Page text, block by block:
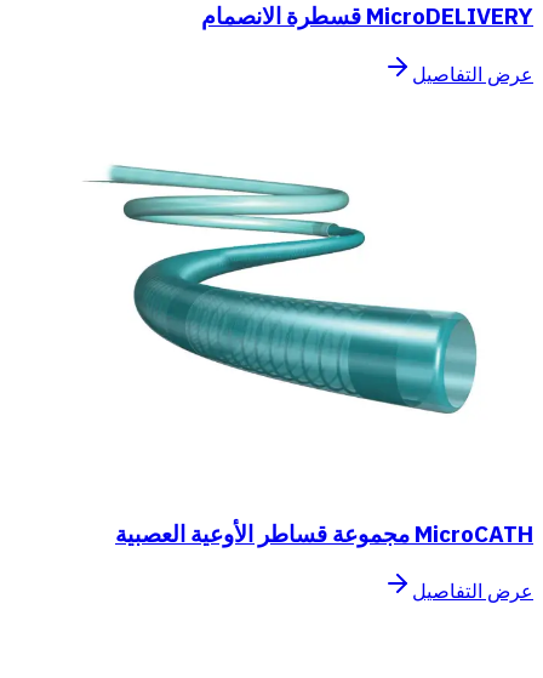
MicroDELIVERY قسطرة الانصمام
عرض التفاصيل
MicroCATH مجموعة قساطر الأوعية العصبية
عرض التفاصيل